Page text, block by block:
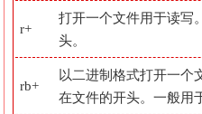
r+
打开一个文件用于读写
头。
rb+
以二进制格式打开一个
在文件的开头。一般用